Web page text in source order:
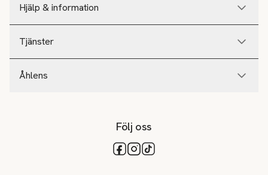
Hjälp & information
Tjänster
Åhlens
Följ oss